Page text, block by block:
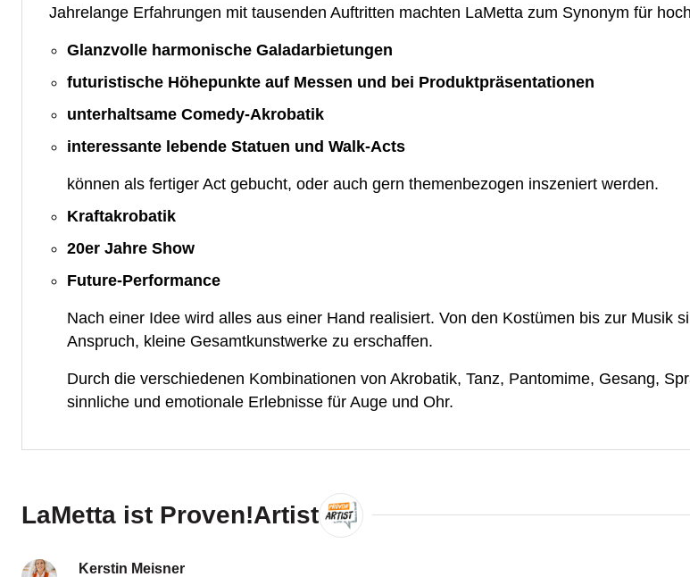
Jahrelange Erfahrungen mit tausenden Auftritten machten LaMetta zum Synonym für
Glanzvolle harmonische Galadarbietungen
futuristische Höhepunkte auf Messen und bei Produktpräsentationen
unterhaltsame Comedy-Akrobatik
interessante lebende Statuen und Walk-Acts
können als fertiger Act gebucht, oder auch gern themenbezogen inszeniert werden.
Kraftakrobatik
20er Jahre Show
Future-Performance
Nach einer Idee wird alles aus einer Hand realisiert. Von den Kostümen bis zur Musik
Anspruch, kleine Gesamtkunstwerke zu erschaffen.
Durch die verschiedenen Kombinationen von Akrobatik, Tanz, Pantomime, Gesang,
sinnliche und emotionale Erlebnisse für Auge und Ohr.
LaMetta ist Proven!Artist
Kerstin Meisner